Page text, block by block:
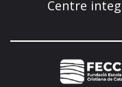
Centre